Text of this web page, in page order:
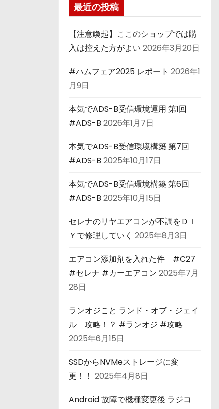
最近の投稿
【注意喚起】ここのショップでは購
入は控えた方がよい 2026年3月20日
#ハムフェア2025 レポート 2026年1
月9日
本気でADS-B受信環境運用 第1回
#ADS-B 2026年1月7日
本気でADS-B受信環境構築 第7回
#ADS-B 2025年10月17日
本気でADS-B受信環境構築 第6回
#ADS-B 2025年10月15日
セレナのリヤエアコンが不調をＤＩ
Ｙで修理していく 2025年8月3日
エアコン添加剤を入れた件 #C27
#セレナ #カーエアコン 2025年7月
28日
ランオジこと ランド・オブ・ジェイ
ル 攻略！？ #ランオジ #攻略
2025年6月15日
SSDからNVMeストレージに変
更！！ 2025年4月8日
Android 故障で機種変更後 ラジコ